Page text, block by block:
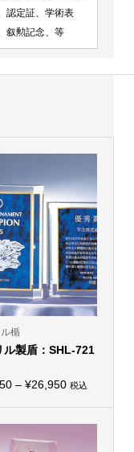
認定証、学術表
叙勲記念、等
楯
ル製盾：SHL-721
– ¥26,950価税込